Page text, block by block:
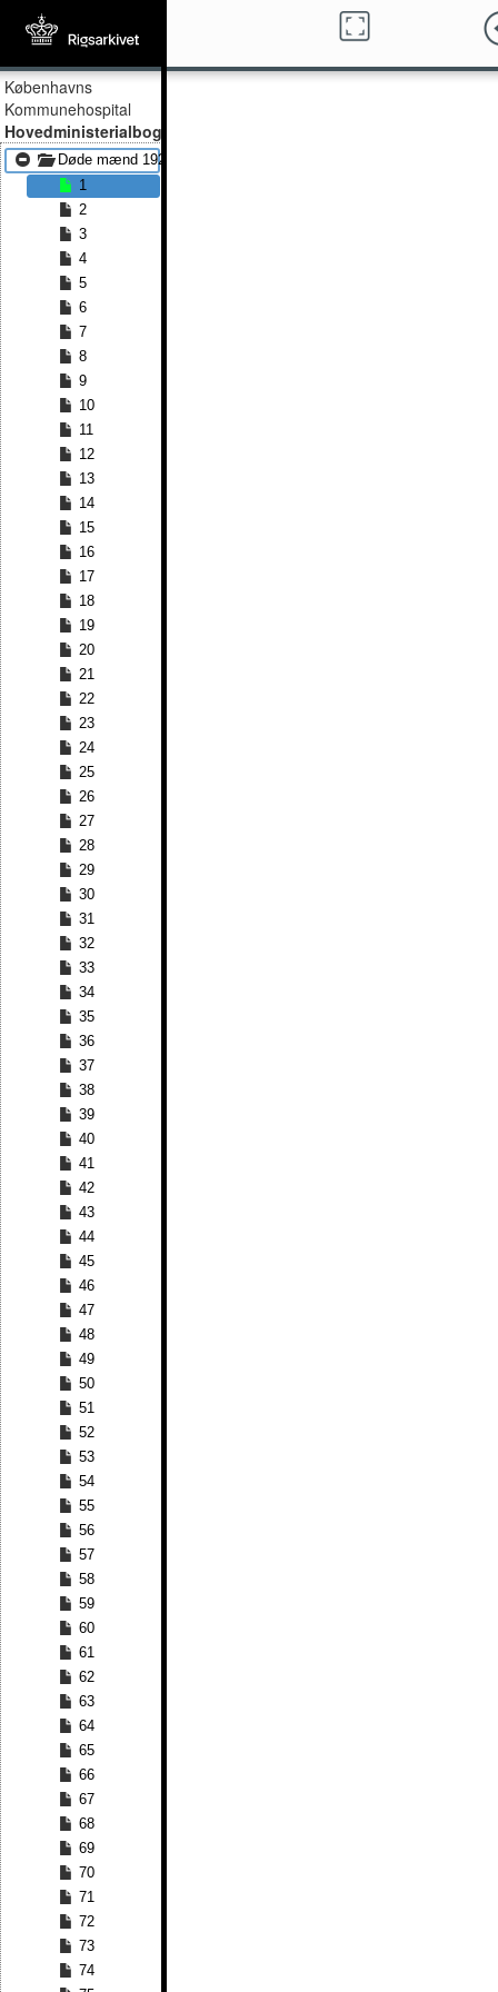
Københavns
Kommunehospital
Hovedministerialbog
Døde mænd 1923 - Døde mænd 1927
1
2
3
4
5
6
7
8
9
10
11
12
13
14
15
16
17
18
19
20
21
22
23
24
25
26
27
28
29
30
31
32
33
34
35
36
37
38
39
40
41
42
43
44
45
46
47
48
49
50
51
52
53
54
55
56
57
58
59
60
61
62
63
64
65
66
67
68
69
70
71
72
73
74